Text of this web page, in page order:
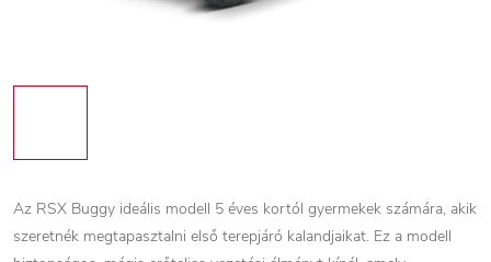
Az RSX Buggy ideális modell 5 éves kortól gyermekek számára, akik
szeretnék megtapasztalni első terepjáró kalandjaikat. Ez a modell